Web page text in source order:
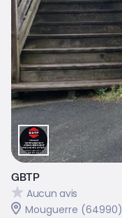
GBTP
Aucun avis
Mouguerre (64990)